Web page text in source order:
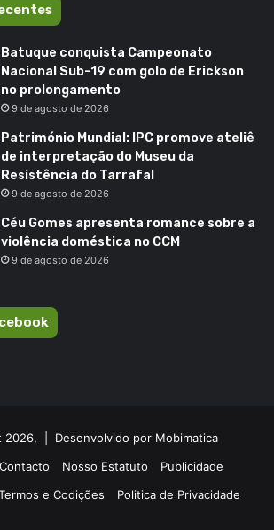
Batuque conquista Campeonato
Nacional Sub-19 com golo de Erickson
no prolongamento
9 de agosto de 2026
Património Mundial: IPC promove ateliê
de interpretação do Museu da
Resistência do Tarrafal
9 de agosto de 2026
Céu Gomes apresenta romance sobre a
violência doméstica no CCM
9 de agosto de 2026
2026, | Desenvolvido por Mobimatica
Contacto Nosso Estatuto
Publicidade
e Codições Politica de Privacidade